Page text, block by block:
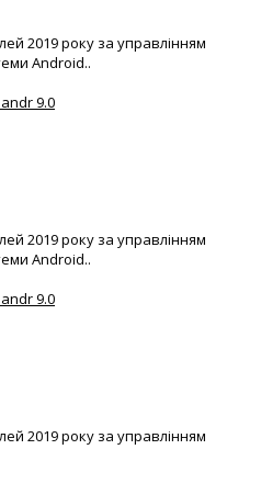
2019 року за управлінням
Android..
9.0
2019 року за управлінням
Android..
9.0
2019 року за управлінням